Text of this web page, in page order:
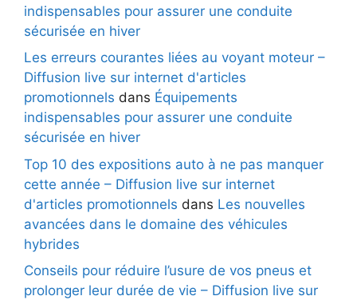
indispensables pour assurer une conduite
sécurisée en hiver
Les erreurs courantes liées au voyant moteur –
Diffusion live sur internet d'articles
promotionnels dans Équipements
indispensables pour assurer une conduite
sécurisée en hiver
Top 10 des expositions auto à ne pas manquer
cette année – Diffusion live sur internet
d'articles promotionnels dans Les nouvelles
avancées dans le domaine des véhicules
hybrides
Conseils pour réduire l’usure de vos pneus et
prolonger leur durée de vie – Diffusion live sur